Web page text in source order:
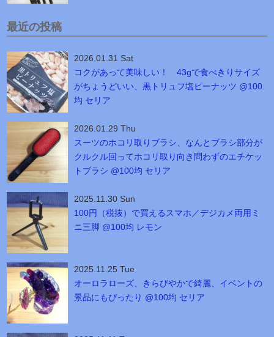
最近の投稿
2026.01.31 Sat
コクがあって美味しい！ 43gで食べきりサイズ
がちょうどいい、黒トリュフ塩ピーナッツ @100
均 セリア
2026.01.29 Thu
スーツのホコリ取りブラシ、なんとブラシ部分が
クルクル回ってホコリ取り向き問わずのエチケッ
トブラシ @100均 セリア
2025.11.30 Sun
100円（税抜）で買えるスマホ／デジカメ両用ミ
ニ三脚 @100均 レモン
2025.11.25 Tue
オーロラローズ、きらびやかで綺麗、イベントの
景品にもぴったり @100均 セリア